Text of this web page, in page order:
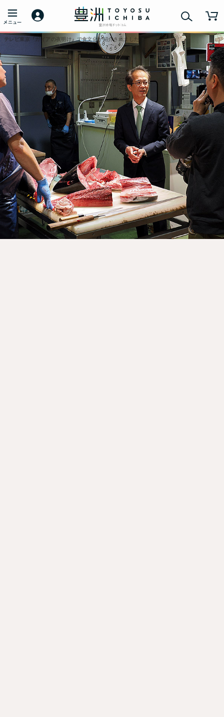
テレビ東京『ガイアの夜明け』で食文化が紹介されました